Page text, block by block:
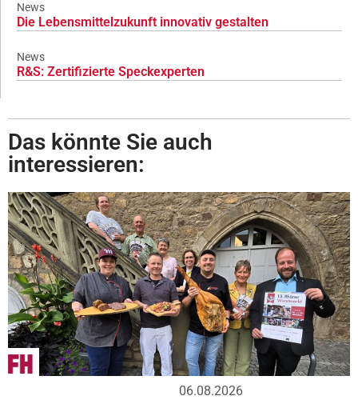
News
Die Lebensmittelzukunft innovativ gestalten
News
R&S: Zertifizierte Speckexperten
Das könnte Sie auch
interessieren:
06.08.2026